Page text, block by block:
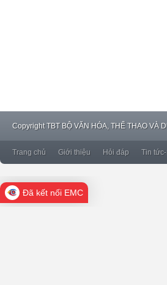
CopyrightTBT BỘ VĂN HÓA, THỂ THAO VÀ
Trang chủ Giới thiệu Hỏi đáp Tin
Đã kết nối EMC